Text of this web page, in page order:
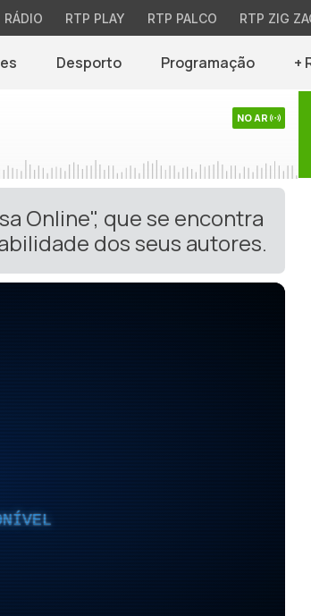
RÁDIO RTP PLAY RTP PALCO RTP ZIG
Desporto Programação +
NO AR
Online", que se encontra
dos seus autores.